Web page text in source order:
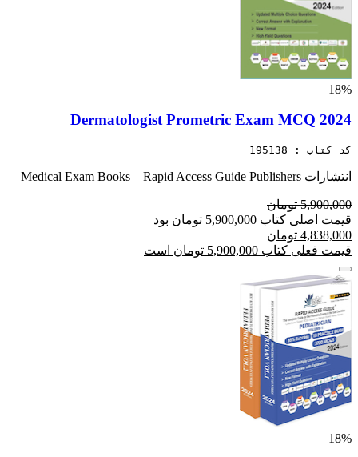
18%
Dermatologist Prometric Exam MCQ 2024
کد کتاب : 195138
انتشارات Medical Exam Books – Rapid Access Guide Publishers
5,900,000 تومان
قیمت اصلی کتاب 5,900,000 تومان بود
4,838,000 تومان
قیمت فعلی کتاب 5,900,000 تومان است
18%